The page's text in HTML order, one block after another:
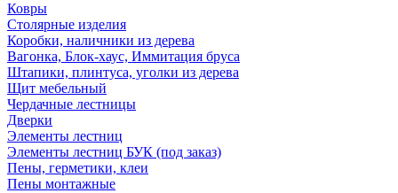
Ковры
Столярные изделия
Коробки, наличники из дерева
Вагонка, Блок-хаус, Иммитация бруса
Штапики, плинтуса, уголки из дерева
Щит мебельный
Чердачные лестницы
Дверки
Элементы лестниц
Элементы лестниц БУК (под заказ)
Пены, герметики, клеи
Пены монтажные